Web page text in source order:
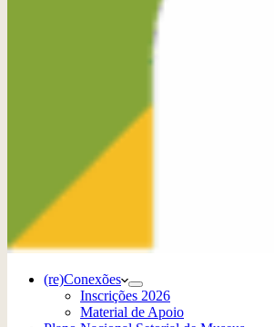
(re)Conexões
Inscrições 2026
Material de Apoio